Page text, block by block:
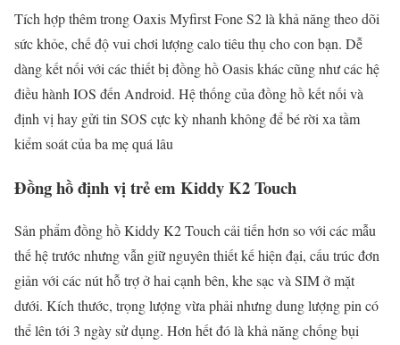
Tích hợp thêm trong Oaxis Myfirst Fone S2 là khả năng theo dõi
sức khỏe, chế độ vui chơi lượng calo tiêu thụ cho con bạn. Dễ
dàng kết nối với các thiết bị đồng hồ Oasis khác cũng như các hệ
điều hành IOS đến Android. Hệ thống của đồng hồ kết nối và
định vị hay gửi tin SOS cực kỳ nhanh không để bé rời xa tầm
kiểm soát của ba mẹ quá lâu
Đồng hồ định vị trẻ em Kiddy K2 Touch
Sản phẩm đồng hồ Kiddy K2 Touch cải tiến hơn so với các mẫu
thế hệ trước nhưng vẫn giữ nguyên thiết kế hiện đại, cấu trúc đơn
giản với các nút hỗ trợ ở hai cạnh bên, khe sạc và SIM ở mặt
dưới. Kích thước, trọng lượng vừa phải nhưng dung lượng pin có
thể lên tới 3 ngày sử dụng. Hơn hết đó là khả năng chống bụi